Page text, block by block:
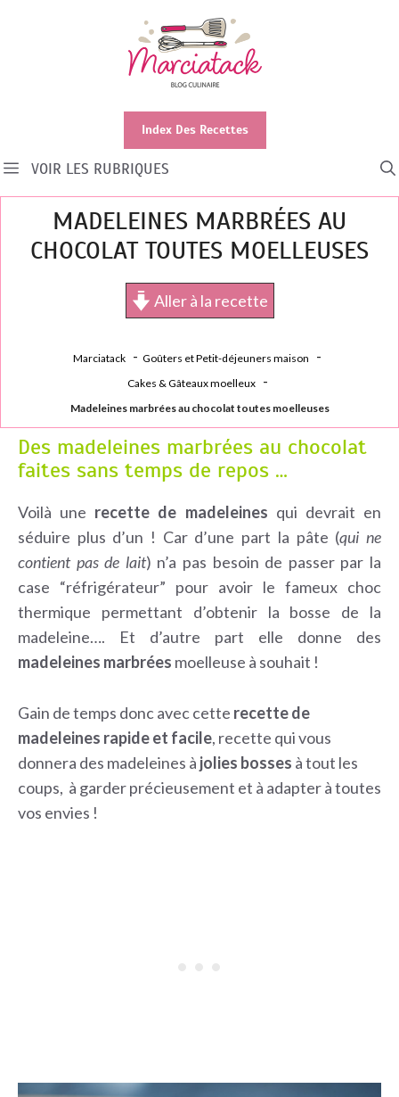
Index Des Recettes
VOIR LES RUBRIQUES
MADELEINES MARBRÉES AU
CHOCOLAT TOUTES MOELLEUSES
Aller à la recette
Marciatack
Goûters et Petit-déjeuners maison
Cakes & Gâteaux moelleux
Madeleines marbrées au chocolat toutes moelleuses
Des madeleines marbrées au chocolat
faites sans temps de repos …
Voilà une recette de madeleines qui devrait en
séduire plus d’un ! Car d’une part la pâte (qui ne
contient pas de lait) n’a pas besoin de passer par la
case “réfrigérateur” pour avoir le fameux choc
thermique permettant d’obtenir la bosse de la
madeleine…. Et d’autre part elle donne des
madeleines marbrées moelleuse à souhait !
Gain de temps donc avec cette recette de
madeleines rapide et facile, recette qui vous
donnera des madeleines à jolies bosses à tout les
coups, à garder précieusement et à adapter à toutes
vos envies !